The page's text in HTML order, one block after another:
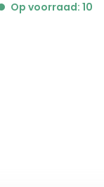
Op voorraad: 10